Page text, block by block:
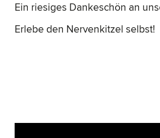
Ein riesiges Dankeschön an
Erlebe den Nervenkitzel selbst!